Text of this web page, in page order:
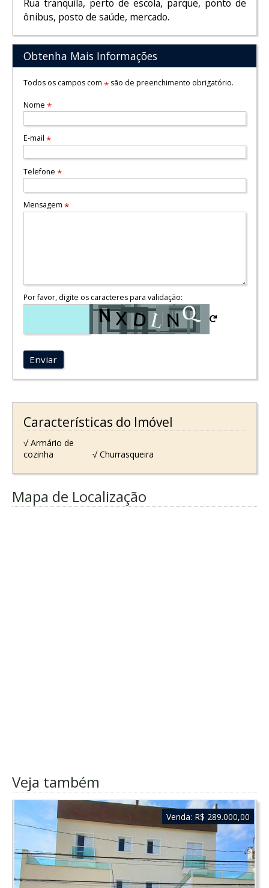
Rua tranquila, perto de escola, parque, ponto de
ônibus, posto de saúde, mercado.
Obtenha Mais Informações
Todos os campos com *são de preenchimento obrigatório.
Nome *
E-mail *
Telefone *
Mensagem *
Por favor, digite os caracteres para validação:
Enviar
Características do Imóvel
√ Armário de
cozinha
√ Churrasqueira
Mapa de Localização
Veja também
Venda: R$ 289.000,00